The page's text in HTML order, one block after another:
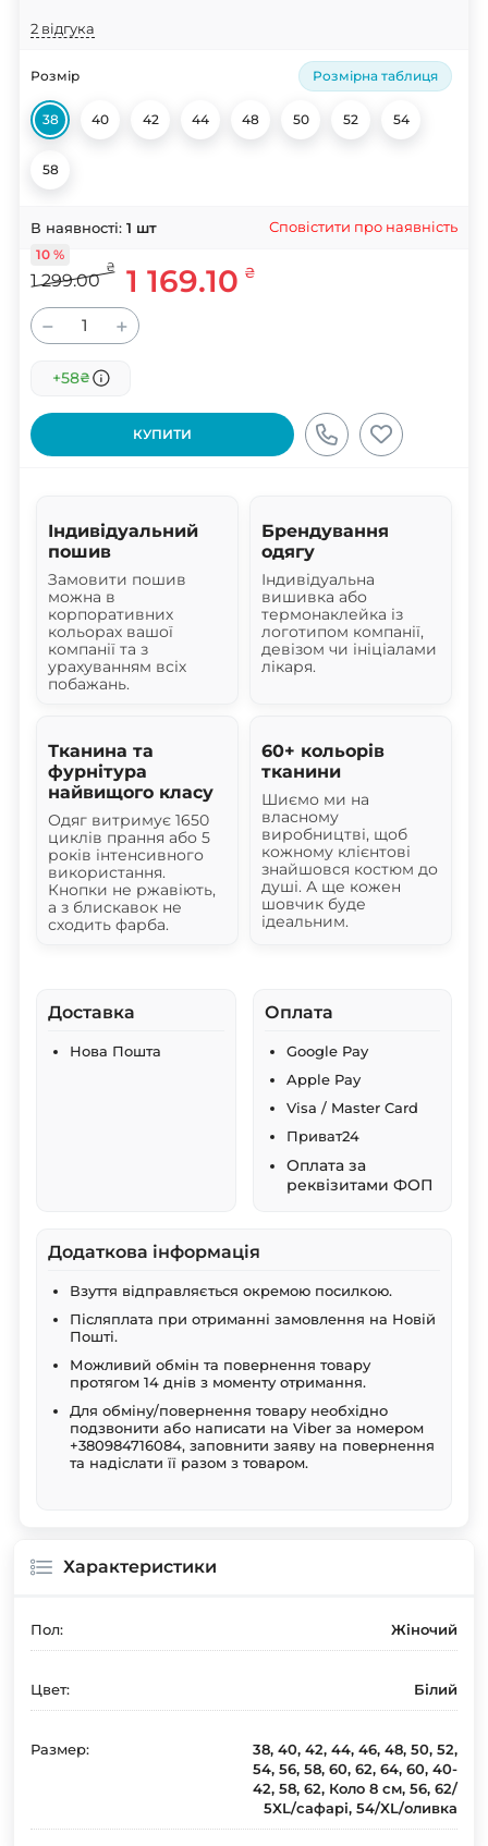
2 відгука
Розмір Розмірна таблиця
38 40 42 44 48 50 52 54
58
В наявності: 1 шт Сповістити про наявність
1 299.00
₴ 1 169.10 ₴
10 %
− +
+58₴
КУПИТИ
Індивідуальний
пошив
Замовити пошив
можна в
корпоративних
кольорах вашої
компанії та з
урахуванням всіх
побажань.
Брендування
одягу
Індивідуальна
вишивка або
термонаклейка із
логотипом компанії,
девізом чи ініціалами
лікаря.
Тканина та
фурнітура
найвищого класу
Одяг витримує 1650
циклів прання або 5
років інтенсивного
використання.
Кнопки не ржавіють,
а з блискавок не
сходить фарба.
60+ кольорів
тканини
Шиємо ми на
власному
виробництві, щоб
кожному клієнтові
знайшовся костюм до
душі. А ще кожен
шовчик буде
ідеальним.
Доставка
Нова Пошта
Оплата
Google Pay
Apple Pay
Visa / Master Card
Приват24
Оплата за
реквізитами ФОП
Додаткова інформація
Взуття відправляється окремою посилкою.
Післяплата при отриманні замовлення на Новій
Пошті.
Можливий обмін та повернення товару
протягом 14 днів з моменту отримання.
Для обміну/повернення товару необхідно
подзвонити або написати на Viber за номером
+380984716084, заповнити заяву на повернення
та надіслати її разом з товаром.
Характеристики
Пол: Жіночий
Цвет: Білий
Размер:
38, 40, 42, 44, 46, 48, 50, 52,
54, 56, 58, 60, 62, 64, 60, 40-
42, 58, 62, Коло 8 см, 56, 62/
5XL/сафарі, 54/XL/оливка